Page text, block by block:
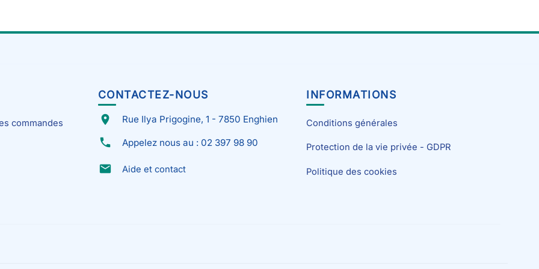
commandes
CONTACTEZ-NOUS
place Rue Ilya Prigogine, 1 - 7850 Enghien
phone Appelez nous au : 02 397 98 90
email Aide et contact
INFORMATIONS
Conditions générales
Protection de la vie privée - GDPR
Politique des cookies